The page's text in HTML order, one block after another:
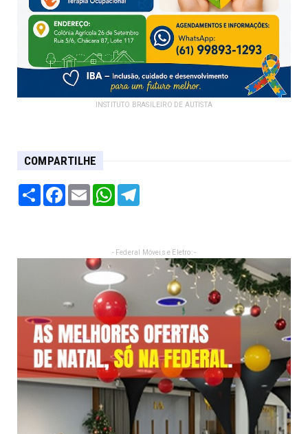
INSTITUTO BRASILEIRO DE AUTISTA
COMPARTILHE
Share Facebook
Email WhatsApp
- Federal Móveis e Eletro: -